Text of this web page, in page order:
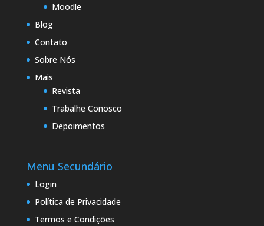
Moodle
Blog
Contato
Sobre Nós
Mais
Revista
Trabalhe Conosco
Depoimentos
Menu Secundário
Login
Política de Privacidade
Termos e Condições